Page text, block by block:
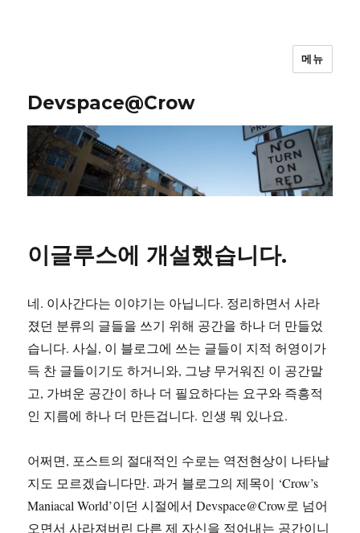
Devspace@Crow
메뉴
이글루스에 개설했습니다.
네. 이사간다는 이야기는 아닙니다. 정리하면서 사라
졌던 분류의 글들을 쓰기 위해 공간을 하나 더 만들었
습니다. 사실, 이 블로그에 쓰는 글들이 지적 허영이가
득 찬 글들이기도 하거니와, 그냥 무거워진 이 공간말
고, 가벼운 공간이 하나 더 필요하다는 요구와 즉흥적
인 지름에 하나 더 만든겁니다. 인생 뭐 있나요.
어쩌면, 포스트의 절대적인 수로는 역전현상이 나타날
지도 모르겠습니다만. 과거 블로그의 제목이 ‘Crow’s
Maniacal World’이던 시절에서 Devspace@Crow로 넘어
오면서 사라져버린 다른 제 자신을 적어내는 공간이니